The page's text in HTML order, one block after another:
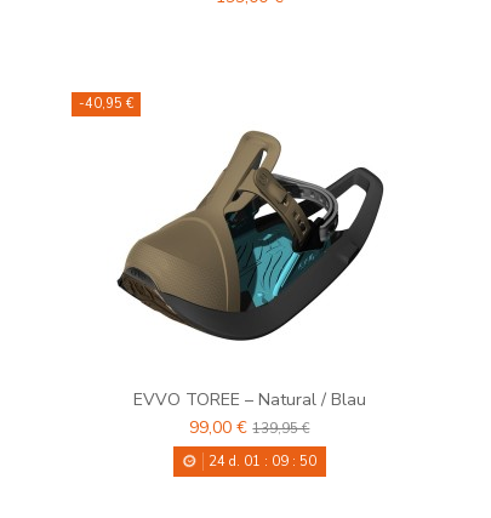
-40,95 €
EVVO TOREE – Natural / Blau
99,00 €139,95 €
24d. 01 : 09: 48